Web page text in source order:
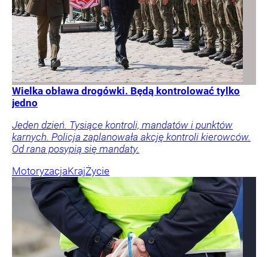
Wielka obława drogówki. Będą kontrolować tylko
jedno
Jeden dzień. Tysiące kontroli, mandatów i punktów
karnych. Policja zaplanowała akcję kontroli kierowców.
Od rana posypią się mandaty.
MotoryzacjaKrajŻycie